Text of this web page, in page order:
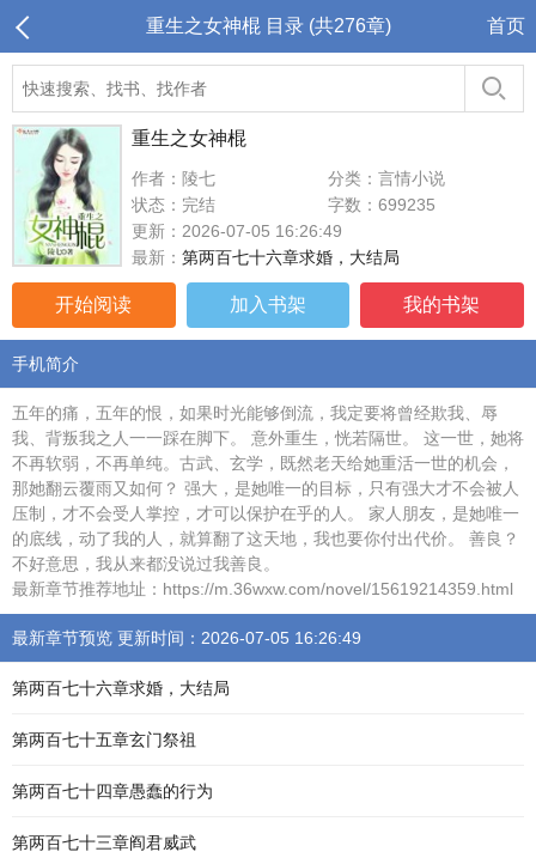
重生之女神棍 目录 (共276章) 首页
重生之女神棍
作者：陵七
分类：言情小说
状态：完结
字数：699235
更新：2026-07-05 16:26:49
最新： 第两百七十六章求婚，大结局
开始阅读 加入书架 我的书架
手机简介
五年的痛，五年的恨，如果时光能够倒流，我定要将曾经欺我、辱
我、背叛我之人一一踩在脚下。 意外重生，恍若隔世。 这一世，她将
不再软弱，不再单纯。古武、玄学，既然老天给她重活一世的机会，
那她翻云覆雨又如何？ 强大，是她唯一的目标，只有强大才不会被人
压制，才不会受人掌控，才可以保护在乎的人。 家人朋友，是她唯一
的底线，动了我的人，就算翻了这天地，我也要你付出代价。 善良？
不好意思，我从来都没说过我善良。
最新章节推荐地址：https://m.36wxw.com/novel/15619214359.html
最新章节预览 更新时间：2026-07-05 16:26:49
第两百七十六章求婚，大结局
第两百七十五章玄门祭祖
第两百七十四章愚蠢的行为
第两百七十三章阎君威武